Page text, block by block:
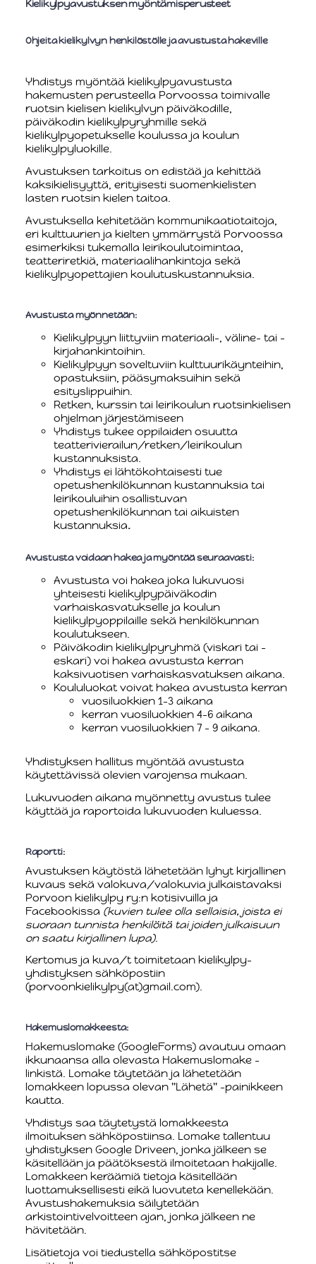
Kielikylpyavustuksen myöntämisperusteet
Ohjeita kielikylvyn henkilöstölle ja avustusta hakeville
Yhdistys myöntää kielikylpyavustusta
hakemusten perusteella Porvoossa toimivalle
ruotsin kielisen kielikylvyn päiväkodille,
päiväkodin kielikylpyryhmille sekä
kielikylpyopetukselle koulussa ja koulun
kielikylpyluokille.
Avustuksen tarkoitus on edistää ja kehittää
kaksikielisyyttä, erityisesti suomenkielisten
lasten ruotsin kielen taitoa.
Avustuksella kehitetään kommunikaatiotaitoja,
eri kulttuurien ja kielten ymmärrystä Porvoossa
esimerkiksi tukemalla leirikoulutoimintaa,
teatteriretkiä, materiaalihankintoja sekä
kielikylpyopettajien koulutuskustannuksia.
Avustusta myönnetään:
Kielikylpyyn liittyviin materiaali-, väline- tai -
kirjahankintoihin.
Kielikylpyyn soveltuviin kulttuurikäynteihin,
opastuksiin, pääsymaksuihin sekä
esityslippuihin.
Retken, kurssin tai leirikoulun ruotsinkielisen
ohjelman järjestämiseen
Yhdistys tukee oppilaiden osuutta
teatterivierailun/retken/leirikoulun
kustannuksista.
Yhdistys ei lähtökohtaisesti tue
opetushenkilökunnan kustannuksia tai
leirikouluihin osallistuvan
opetushenkilökunnan tai aikuisten
kustannuksia.
Avustusta voidaan hakea ja myöntää seuraavasti:
Avustusta voi hakea joka lukuvuosi
yhteisesti kielikylpypäiväkodin
varhaiskasvatukselle ja koulun
kielikylpyoppilaille sekä henkilökunnan
koulutukseen.
Päiväkodin kielikylpyryhmä (viskari tai -
eskari) voi hakea avustusta kerran
kaksivuotisen varhaiskasvatuksen aikana.
Koululuokat voivat hakea avustusta kerran
vuosiluokkien 1–3 aikana
kerran vuosiluokkien 4-6 aikana
kerran vuosiluokkien 7 – 9 aikana.
Yhdistyksen hallitus myöntää avustusta
käytettävissä olevien varojensa mukaan.
Lukuvuoden aikana myönnetty avustus tulee
käyttää ja raportoida lukuvuoden kuluessa.
Raportti:
Avustuksen käytöstä lähetetään lyhyt kirjallinen
kuvaus sekä valokuva/valokuvia julkaistavaksi
Porvoon kielikylpy ry:n kotisivuilla ja
Facebookissa (kuvien tulee olla sellaisia, joista ei
suoraan tunnista henkilöitä tai joiden julkaisuun
on saatu kirjallinen lupa).
Kertomus ja kuva/t toimitetaan kielikylpy-
yhdistyksen sähköpostiin
(porvoonkielikylpy(at)gmail.com).
Hakemuslomakkeesta:
Hakemuslomake (GoogleForms) avautuu omaan
ikkunaansa alla olevasta Hakemuslomake -
linkistä. Lomake täytetään ja lähetetään
lomakkeen lopussa olevan "Lähetä" -painikkeen
kautta.
Yhdistys saa täytetystä lomakkeesta
ilmoituksen sähköpostiinsa. Lomake tallentuu
yhdistyksen Google Driveen, jonka jälkeen se
käsitellään ja päätöksestä ilmoitetaan hakijalle.
Lomakkeen keräämiä tietoja käsitellään
luottamuksellisesti eikä luovuteta kenellekään.
Avustushakemuksia säilytetään
arkistointivelvoitteen ajan, jonka jälkeen ne
hävitetään.
Lisätietoja voi tiedustella sähköpostitse